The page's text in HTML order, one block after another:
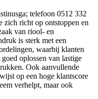
telefoon 0512 332
zich richt op ontstoppen en
van riool- en
is sterk met een
waarbij klanten
oplossen van lastige
Ook aanvullende
op een hoge klantscore
verhelpt, maar ook